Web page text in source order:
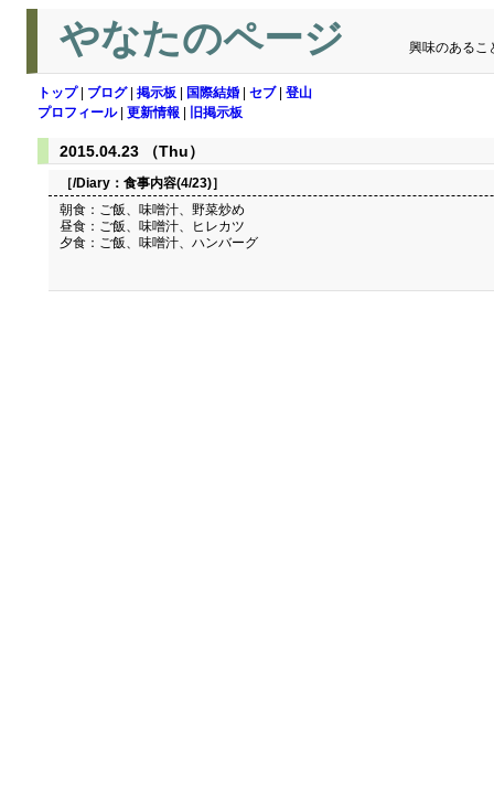
やなたのページ 興味のあるこ
トップ| ブログ| 掲示板 国際結婚 セブ| 登山
プロフィール| 更新情報 旧掲示板
2015.04.23 （Thu）
［/Diary： 食事内容(4/23)］
朝食：ご飯、味噌汁、野菜炒め
昼食：ご飯、味噌汁、ヒレカツ
夕食：ご飯、味噌汁、ハンバーグ